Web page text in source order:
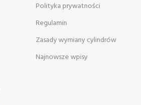
Polityka prywatności
Regulamin
Zasady wymiany cylindrów
Najnowsze wpisy